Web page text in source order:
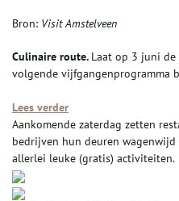
Bron: Visit Amstelveen
Culinaire route. Laat op 3 juni de
volgende vijfgangenprogramma
Lees verder
Aankomende zaterdag zetten
bedrijven hun deuren
allerlei leuke (gratis) activiteiten.